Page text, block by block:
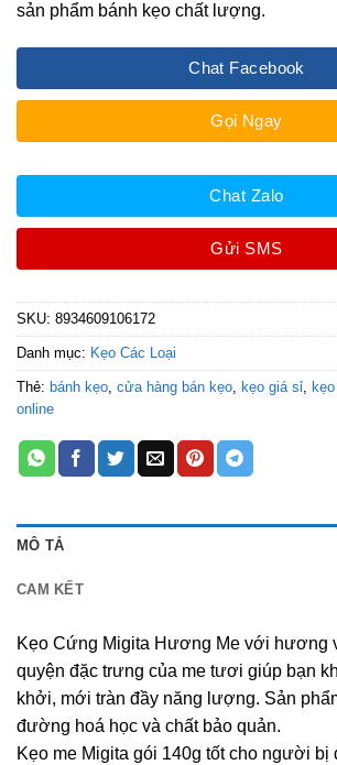
sản phẩm bánh kẹo chất lượng.
Chat Facebook
Gọi Ngay
Chat Zalo
Gửi SMS
SKU: 8934609106172
Danh mục: Kẹo Các Loại
Thẻ: bánh kẹo, cửa hàng bán kẹo, kẹo giá sỉ,
online
MÔ TẢ
CAM KẾT
Kẹo Cứng Migita Hương Me với hương
quyện đặc trưng của me tươi giúp bạn
khởi, mới tràn đầy năng lượng. Sản
đường hoá học và chất bảo quản.
Kẹo me Migita gói 140g tốt cho người bị